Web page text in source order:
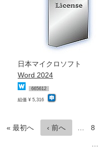
日本マイクロソフト
Word 2024
665612
組価 ¥ 5,316
« 最初へ ‹ 前へ 8